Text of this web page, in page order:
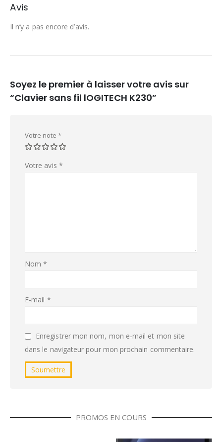
Avis
Il n’y a pas encore d’avis.
Soyez le premier à laisser votre avis sur
“Clavier sans fil lOGITECH K230”
Votre note *
Votre avis *
Nom*
E-mail *
Enregistrer mon nom, mon e-mail et mon site
dans le navigateur pour mon prochain commentaire.
PROMOS EN COURS